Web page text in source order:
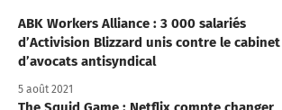
ABK Workers Alliance : 3 000 salariés
d’Activision Blizzard unis contre le cabinet
d’avocats antisyndical
5 août 2021